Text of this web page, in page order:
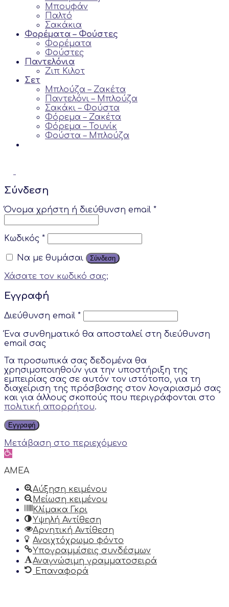
Μπουφάν
Παλτό
Σακάκια
Φορέματα – Φούστες
Φορέματα
Φούστες
Παντελόνια
Ζιπ Κιλoτ
Σετ
Μπλούζα – Ζακέτα
Παντελόνι – Μπλούζα
Σακάκι – Φούστα
Φόρεμα – Ζακέτα
Φόρεμα – Τουνίκ
Φούστα – Μπλούζα
Σύνδεση
Όνομα χρήστη ή διεύθυνση email *
Κωδικός *
Να με θυμάσαι Σύνδεση
Χάσατε τον κωδικό σας;
Εγγραφή
Διεύθυνση email *
Ένα συνθηματικό θα αποσταλεί στη διεύθυνση
email σας
Τα προσωπικά σας δεδομένα θα
χρησιμοποιηθούν για την υποστήριξη της
εμπειρίας σας σε αυτόν τον ιστότοπο, για τη
διαχείριση της πρόσβασης στον λογαριασμό σας
και για άλλους σκοπούς που περιγράφονται στο
πολιτική απορρήτου.
Εγγραφή
Μετάβαση στο περιεχόμενο
Ανοίξτε
τη
γραμμή
AMEA
Αύξηση κειμένου
Μείωση κειμένου
Κλίμακα Γκρι
Υψηλή Αντίθεση
Αρνητική Αντίθεση
Ανοιχτόχρωμο φόντο
Υπογραμμίσεις συνδέσμων
Αναγνώσιμη γραμματοσειρά
Επαναφορά